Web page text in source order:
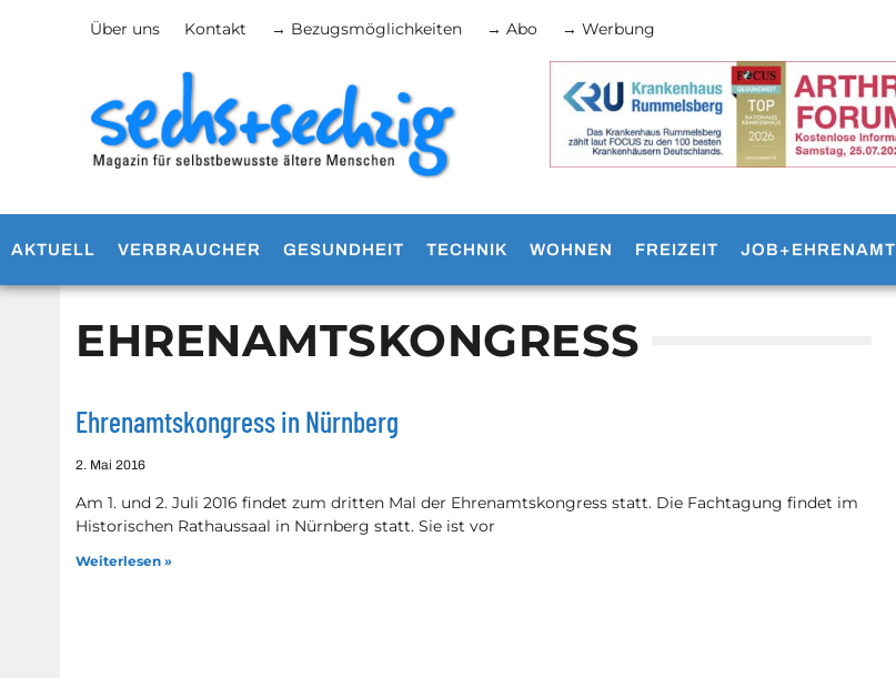
Über uns Kontakt → Bezugsmöglichkeiten → Abo → Werbung
AKTUELL VERBRAUCHER GESUNDHEIT TECHNIK WOHNEN FREIZEIT JOB+EHRENAMT
EHRENAMTSKONGRESS
Ehrenamtskongress in Nürnberg
2. Mai 2016
Am 1. und 2. Juli 2016 findet zum dritten Mal der Ehrenamtskongress statt. Die Fachtagung findet im
Historischen Rathaussaal in Nürnberg statt. Sie ist vor
Weiterlesen »